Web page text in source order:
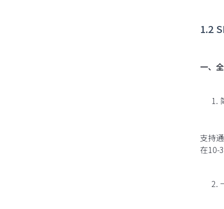
1.2
一、
支持
在10-